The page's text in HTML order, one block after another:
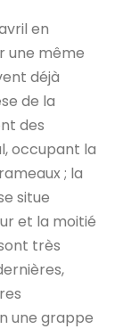
en
une même
déjà
de la
des
occupant la
; la
situe
et la moitié
très
une grappe